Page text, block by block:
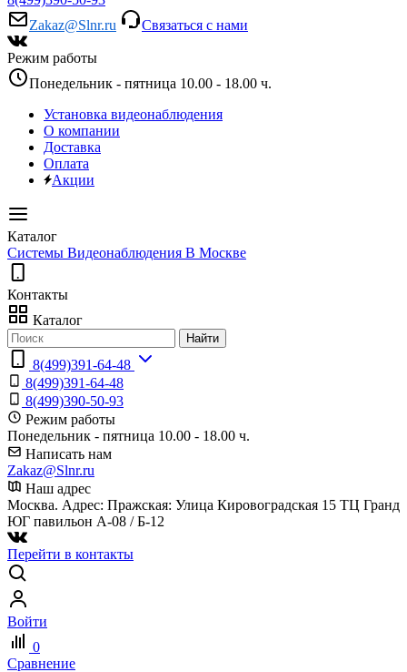
Zakaz@Slnr.ru
Связаться с нами
Режим работы
Понедельник - пятница 10.00 - 18.00 ч.
Установка видеонаблюдения
О компании
Доставка
Оплата
Акции
Каталог
Системы Видеонаблюдения В Москве
Контакты
Каталог
Найти
8(499)391-64-48
8(499)391-64-48
8(499)390-50-93
Режим работы
Понедельник - пятница 10.00 - 18.00 ч.
Написать нам
Zakaz@Slnr.ru
Наш адрес
Москва. Адрес: Пражская: Улица Кировоградская 15 ТЦ Гранд
ЮГ павильон А-08 / Б-12
Перейти в контакты
Войти
0
Сравнение